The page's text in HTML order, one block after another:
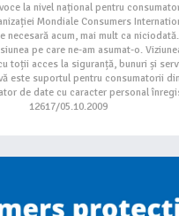
la nivel național pentru
Mondiale Consumers
necesară acum, mai mult ca
pe care ne-am asumat-o.
toții acces la siguranță, bunuri și
este suportul pentru consumatorii
de date cu caracter personal
12617/05.10.2009